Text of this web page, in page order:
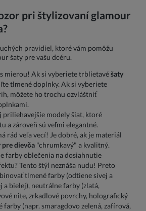
pri štylizovaní glamour
pravidiel, ktoré vám pomôžu
šaty pre vašu dcéru.
mierou! Ak si vyberiete trblietavéšaty
tlmené doplnky. Ak si vyberiete
môžete ho trochu ozvláštniť
priliehavejšie modely šiat, ktoré
a zároveň sú veľmi elegantné.
rád veľa vecí! Je dobré, ak je materiál
pre dievča "chrumkavý" a kvalitný.
farby oblečenia na dosiahnutie
Tento štýl neznáša nudu! Preto
tlmené farby (odtiene sivej a
a bielej), neutrálne farby (zlatá,
nite, zrkadlové povrchy, holografický
farby (napr. smaragdovo zelená, zafírová,